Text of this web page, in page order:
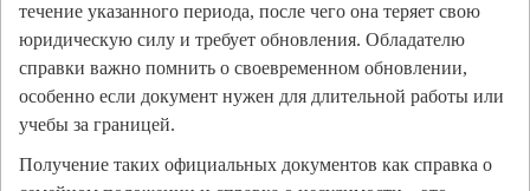
течение указанного периода, после чего она теряет свою
юридическую силу и требует обновления. Обладателю
справки важно помнить о своевременном обновлении,
особенно если документ нужен для длительной работы или
учебы за границей.
Получение таких официальных документов как справка о